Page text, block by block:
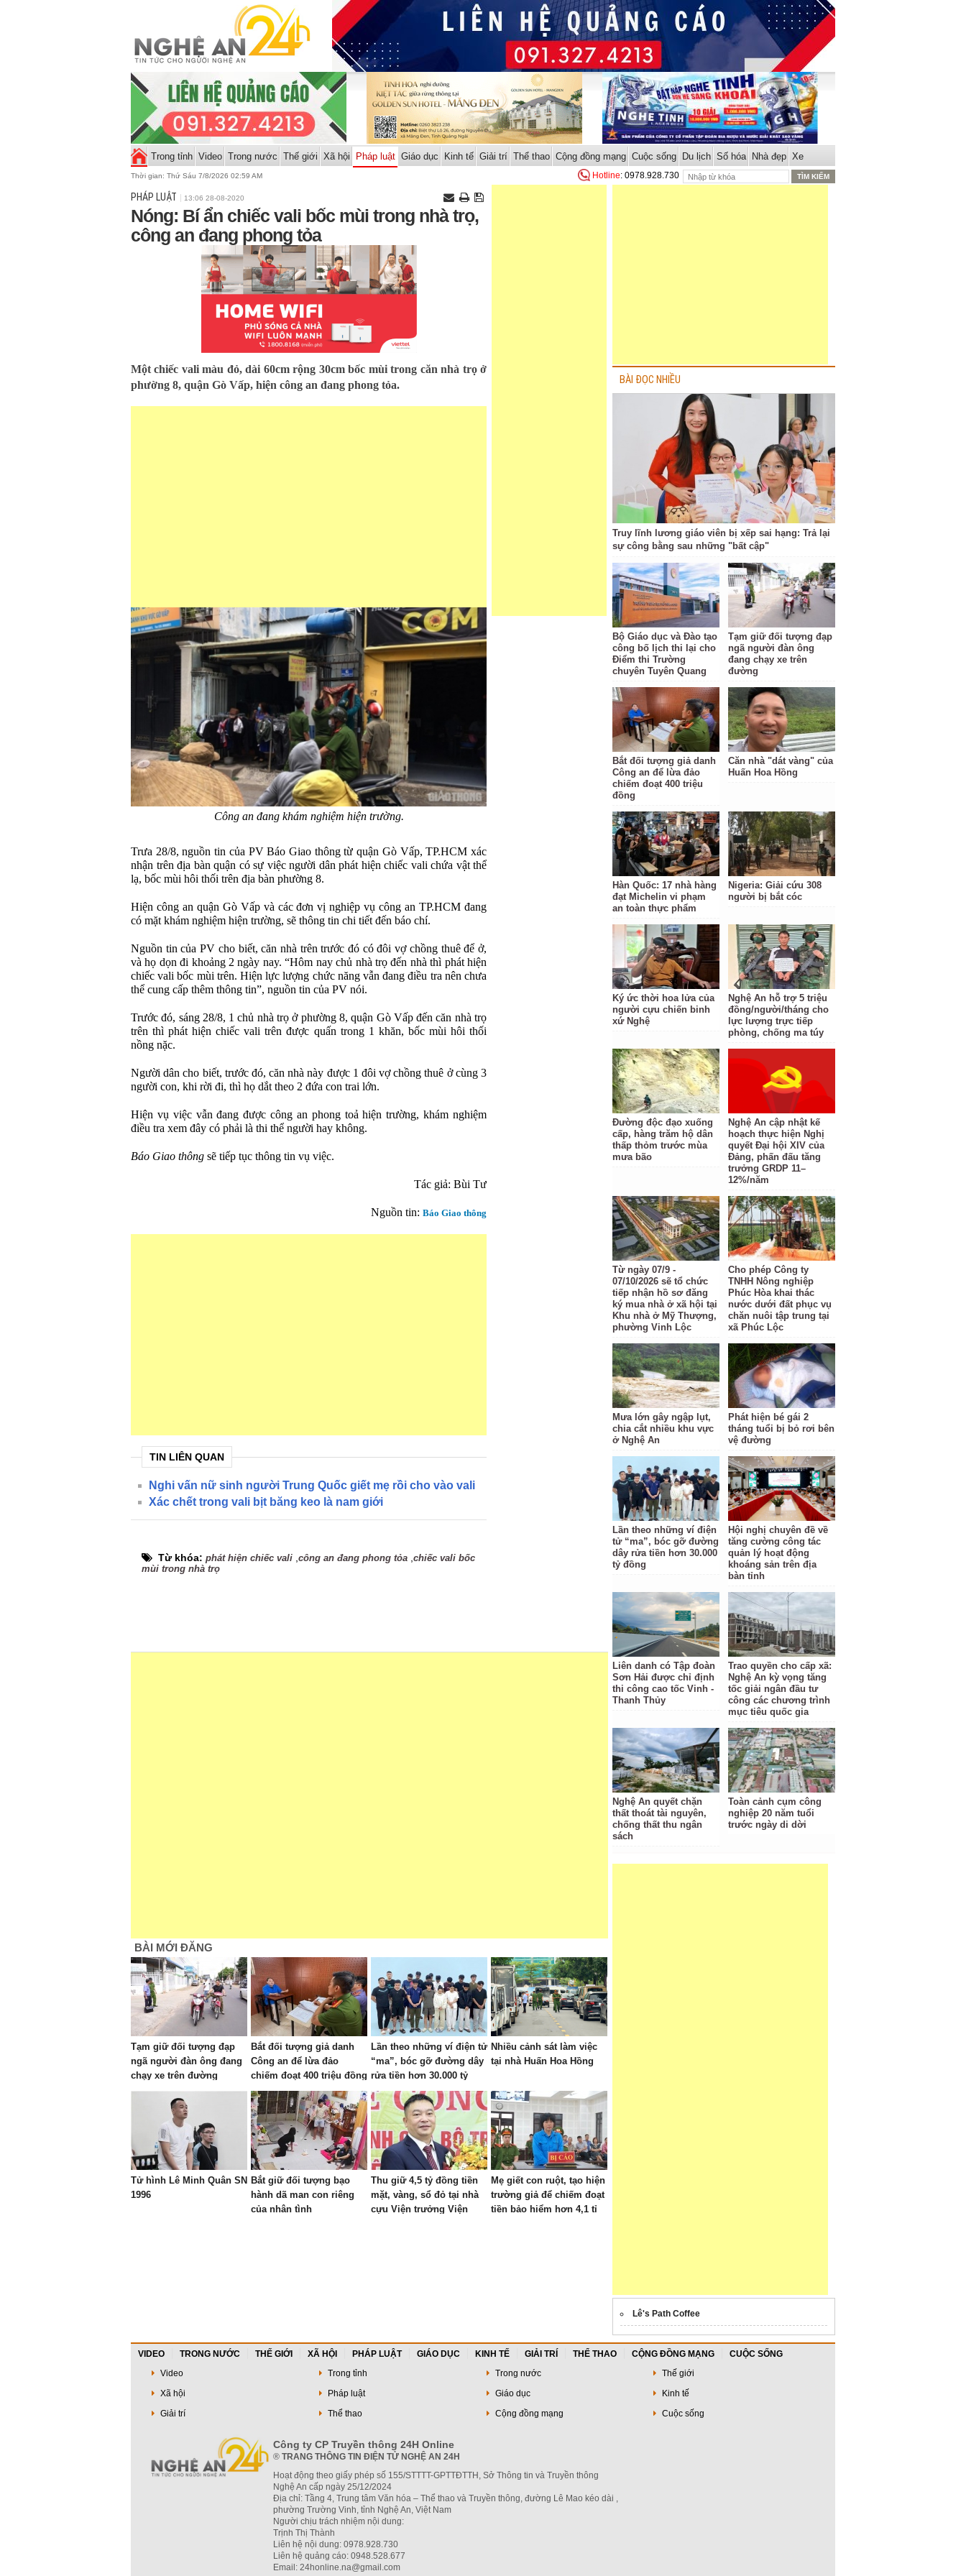
Trong tỉnh Video Trong nước Thế giới Xã hội Pháp luật Giáo dục Kinh tế Giải trí Thể thao Cộng đồng mạng Cuộc sống Du lịch Số hóa Nhà đẹp Xe
Thời gian: Thứ Sáu 7/8/2026 02:59 AM Hotline: 0978.928.730
PHÁP LUẬT 13:06 28-08-2020
Nóng: Bí ẩn chiếc vali bốc mùi trong nhà trọ,
công an đang phong tỏa
Một chiếc vali màu đỏ, dài 60cm rộng 30cm bốc mùi trong căn nhà trọ ở
phường 8, quận Gò Vấp, hiện công an đang phong tỏa.
Công an đang khám nghiệm hiện trường.
Trưa 28/8, nguồn tin của PV Báo Giao thông từ quận Gò Vấp, TP.HCM xác
nhận trên địa bàn quận có sự việc người dân phát hiện chiếc vali chứa vật thể
lạ, bốc mùi hôi thối trên địa bàn phường 8.
Hiện công an quận Gò Vấp và các đơn vị nghiệp vụ công an TP.HCM đang
có mặt khám nghiệm hiện trường, sẽ thông tin chi tiết đến báo chí.
Nguồn tin của PV cho biết, căn nhà trên trước đó có đôi vợ chồng thuê để ở,
và họ dọn đi khoảng 2 ngày nay. “Hôm nay chủ nhà trọ đến nhà thì phát hiện
chiếc vali bốc mùi trên. Hiện lực lượng chức năng vẫn đang điều tra nên chưa
thể cung cấp thêm thông tin”, nguồn tin của PV nói.
Trước đó, sáng 28/8, 1 chủ nhà trọ ở phường 8, quận Gò Vấp đến căn nhà trọ
trên thì phát hiện chiếc vali trên được quấn trong 1 khăn, bốc mùi hôi thối
nồng nặc.
Người dân cho biết, trước đó, căn nhà này được 1 đôi vợ chồng thuê ở cùng 3
người con, khi rời đi, thì họ dắt theo 2 đứa con trai lớn.
Hiện vụ việc vẫn đang được công an phong toả hiện trường, khám nghiệm
điều tra xem đây có phải là thi thể người hay không.
Báo Giao thông sẽ tiếp tục thông tin vụ việc.
Tác giả: Bùi Tư
Nguồn tin: Báo Giao thông
TIN LIÊN QUAN
Nghi vấn nữ sinh người Trung Quốc giết mẹ rồi cho vào vali
Xác chết trong vali bịt băng keo là nam giới
Từ khóa: phát hiện chiếc vali công an đang phong tỏa chiếc vali bốc
mùi trong nhà trọ
BÀI MỚI ĐĂNG
Tạm giữ đối tượng đạp
ngã người đàn ông đang
chạy xe trên đường
Bắt đối tượng giả danh
Công an để lừa đảo
chiếm đoạt 400 triệu đồng
Lần theo những ví điện tử
“ma”, bóc gỡ đường dây
rửa tiền hơn 30.000 tỷ
đồng
Nhiều cảnh sát làm việc
tại nhà Huấn Hoa Hồng
Tử hình Lê Minh Quân SN
1996
Bắt giữ đối tượng bạo
hành dã man con riêng
của nhân tình
Thu giữ 4,5 tỷ đồng tiền
mặt, vàng, sổ đỏ tại nhà
cựu Viện trưởng Viện
Mẹ giết con ruột, tạo hiện
trường giả để chiếm đoạt
tiền bảo hiểm hơn 4,1 tỉ
BÀI ĐỌC NHIỀU
Truy lĩnh lương giáo viên bị xếp sai hạng: Trả lại
sự công bằng sau những "bất cập"
Bộ Giáo dục và Đào tạo
công bố lịch thi lại cho
Điểm thi Trường
chuyên Tuyên Quang
Tạm giữ đối tượng đạp
ngã người đàn ông
đang chạy xe trên
đường
Bắt đối tượng giả danh
Công an để lừa đảo
chiếm đoạt 400 triệu
đồng
Căn nhà "dát vàng" của
Huấn Hoa Hồng
Hàn Quốc: 17 nhà hàng
đạt Michelin vi phạm
an toàn thực phẩm
Nigeria: Giải cứu 308
người bị bắt cóc
Ký ức thời hoa lửa của
người cựu chiến binh
xứ Nghệ
Nghệ An hỗ trợ 5 triệu
đồng/người/tháng cho
lực lượng trực tiếp
phòng, chống ma túy
Đường độc đạo xuống
cấp, hàng trăm hộ dân
thấp thỏm trước mùa
mưa bão
Nghệ An cập nhật kế
hoạch thực hiện Nghị
quyết Đại hội XIV của
Đảng, phấn đấu tăng
trưởng GRDP 11–
12%/năm
Từ ngày 07/9 -
07/10/2026 sẽ tổ chức
tiếp nhận hồ sơ đăng
ký mua nhà ở xã hội tại
Khu nhà ở Mỹ Thượng,
phường Vinh Lộc
Cho phép Công ty
TNHH Nông nghiệp
Phúc Hòa khai thác
nước dưới đất phục vụ
chăn nuôi tập trung tại
xã Phúc Lộc
Mưa lớn gây ngập lụt,
chia cắt nhiều khu vực
ở Nghệ An
Phát hiện bé gái 2
tháng tuổi bị bỏ rơi bên
vệ đường
Lần theo những ví điện
tử “ma”, bóc gỡ đường
dây rửa tiền hơn 30.000
tỷ đồng
Hội nghị chuyên đề về
tăng cường công tác
quản lý hoạt động
khoáng sản trên địa
bàn tỉnh
Liên danh có Tập đoàn
Sơn Hải được chỉ định
thi công cao tốc Vinh -
Thanh Thủy
Trao quyền cho cấp xã:
Nghệ An kỳ vọng tăng
tốc giải ngân đầu tư
công các chương trình
mục tiêu quốc gia
Nghệ An quyết chặn
thất thoát tài nguyên,
chống thất thu ngân
sách
Toàn cảnh cụm công
nghiệp 20 năm tuổi
trước ngày di dời
Lê's Path Coffee
VIDEO TRONG NƯỚC THẾ GIỚI XÃ HỘI PHÁP LUẬT GIÁO DỤC KINH TẾ GIẢI TRÍ THỂ THAO CỘNG ĐỒNG MẠNG
CUỘC SỐNG
Video
Trong tỉnh Trong nước
Thế giới
Xã hội
Pháp luật Giáo dục
Kinh tế
Giải trí
Thể thao Cộng đồng mạng Cuộc sống
Công ty CP Truyền thông 24H Online
® TRANG THÔNG TIN ĐIỆN TỬ NGHỆ AN 24H
Hoạt động theo giấy phép số 155/STTTT-GPTTĐTTH, Sở Thông tin và Truyền thông
Nghệ An cấp ngày 25/12/2024
Địa chỉ: Tầng 4, Trung tâm Văn hóa – Thể thao và Truyền thông, đường Lê Mao kéo dài ,
phường Trường Vinh, tỉnh Nghệ An, Việt Nam
Người chịu trách nhiệm nội dung:
Trịnh Thị Thành
Liên hệ nội dung: 0978.928.730
Liên hệ quảng cáo: 0948.528.677
Email: 24honline.na@gmail.com